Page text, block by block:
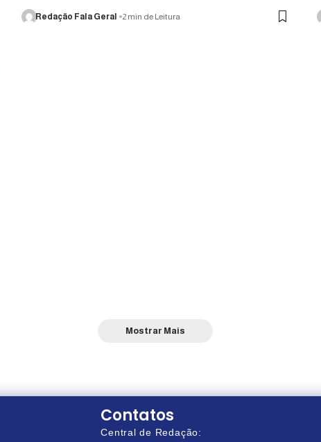
Redação Fala Geral 2 min de Leitura
Mostrar Mais
Contatos
Central de Redação: